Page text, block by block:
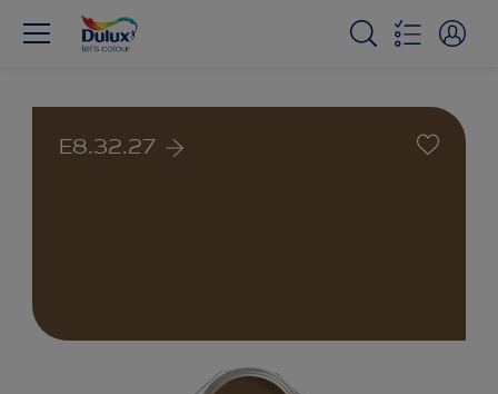
E8.32.27